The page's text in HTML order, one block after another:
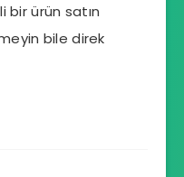
bir ürün satın
bile direk